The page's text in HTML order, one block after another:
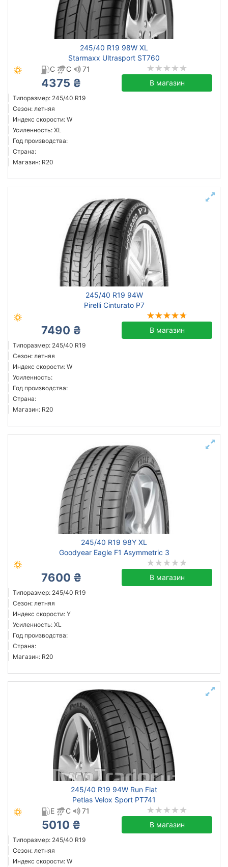
245/40 R19 98W XL
Starmaxx Ultrasport ST760
C
C 71
4375 ₴ В магазин
Типоразмер: 245/40 R19
Сезон: летняя
Индекс скорости: W
Усиленность: XL
Год производства:
Страна:
Магазин: R20
245/40 R19 94W
Pirelli Cinturato P7
7490 ₴ В магазин
Типоразмер: 245/40 R19
Сезон: летняя
Индекс скорости: W
Усиленность:
Год производства:
Страна:
Магазин: R20
245/40 R19 98Y XL
Goodyear Eagle F1 Asymmetric 3
7600 ₴ В магазин
Типоразмер: 245/40 R19
Сезон: летняя
Индекс скорости: Y
Усиленность: XL
Год производства:
Страна:
Магазин: R20
245/40 R19 94W Run Flat
Petlas Velox Sport PT741
E
C 71
5010 ₴ В магазин
Типоразмер: 245/40 R19
Сезон: летняя
Индекс скорости: W